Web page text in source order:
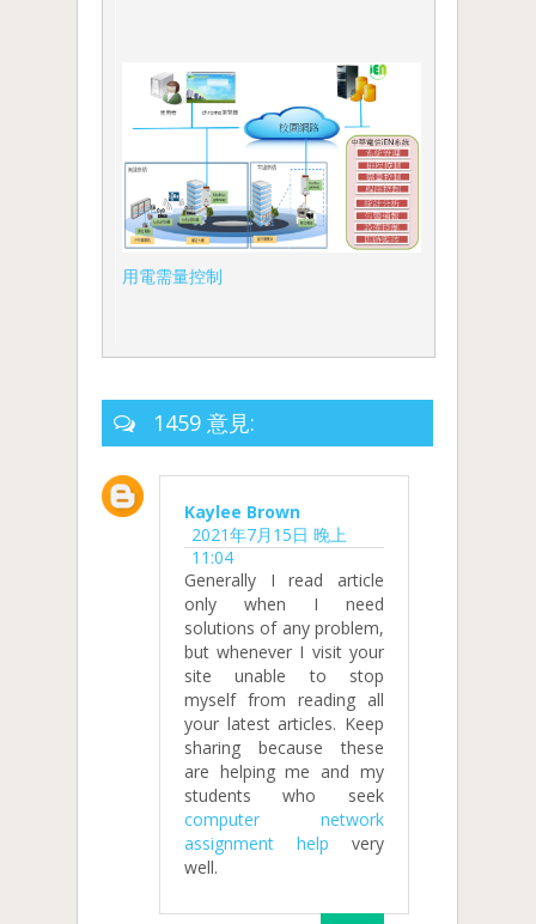
用電需量控制
1459 意見:
Kaylee Brown
2021年7月15日 晚上
11:04
Generally I read article
only when I need
solutions of any problem,
but whenever I visit your
site unable to stop
myself from reading all
your latest articles. Keep
sharing because these
are helping me and my
students who seek
computer network
assignment help very
well.